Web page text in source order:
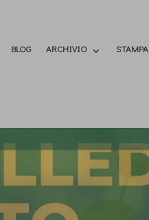
BLOG ARCHIVIO STAMPA